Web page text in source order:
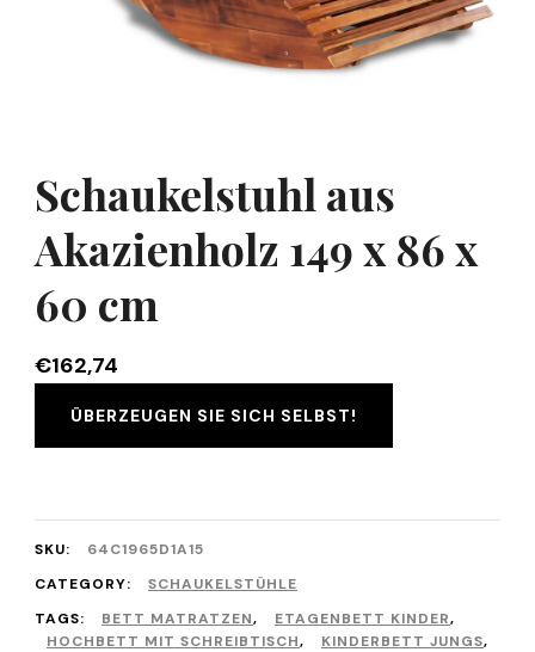
Schaukelstuhl aus
Akazienholz 149 x 86 x
60 cm
€162,74
ÜBERZEUGEN SIE SICH SELBST!
SKU:
64C1965D1A15
CATEGORY:
SCHAUKELSTÜHLE
TAGS:
BETT MATRATZEN, ETAGENBETT KINDER,
HOCHBETT MIT SCHREIBTISCH, KINDERBETT JUNGS,